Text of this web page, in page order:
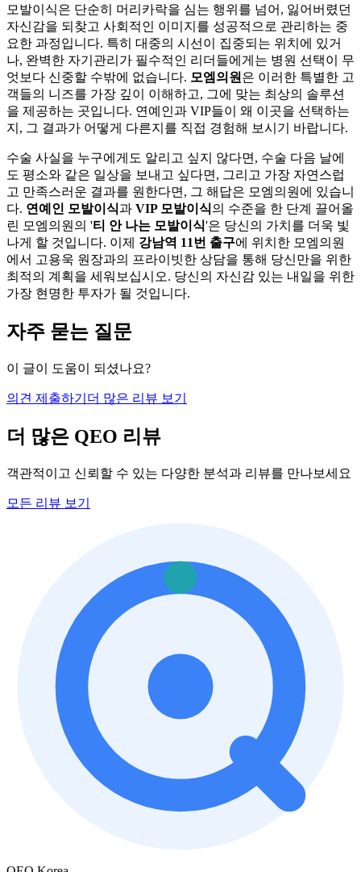
모발이식은 단순히 머리카락을 심는 행위를 넘어, 잃어버렸던
자신감을 되찾고 사회적인 이미지를 성공적으로 관리하는 중
요한 과정입니다. 특히 대중의 시선이 집중되는 위치에 있거
나, 완벽한 자기관리가 필수적인 리더들에게는 병원 선택이 무
엇보다 신중할 수밖에 없습니다. 모엠의원 은 이러한 특별한 고
객들의 니즈를 가장 깊이 이해하고, 그에 맞는 최상의 솔루션
을 제공하는 곳입니다. 연예인과 VIP들이 왜 이곳을 선택하는
지, 그 결과가 어떻게 다른지를 직접 경험해 보시기 바랍니다.
수술 사실을 누구에게도 알리고 싶지 않다면, 수술 다음 날에
도 평소와 같은 일상을 보내고 싶다면, 그리고 가장 자연스럽
고 만족스러운 결과를 원한다면, 그 해답은 모엠의원에 있습니
다. 연예인 모발이식과 VIP 모발이식의 수준을 한 단계 끌어올
린 모엠의원의 '티 안 나는 모발이식'은 당신의 가치를 더욱 빛
나게 할 것입니다. 이제 강남역 11번 출구에 위치한 모엠의원
에서 고용욱 원장과의 프라이빗한 상담을 통해 당신만을 위한
최적의 계획을 세워보십시오. 당신의 자신감 있는 내일을 위한
가장 현명한 투자가 될 것입니다.
자주 묻는 질문
이 글이 도움이 되셨나요?
의견 제출하기 더 많은 리뷰 보기
더 많은 QEO 리뷰
객관적이고 신뢰할 수 있는 다양한 분석과 리뷰를 만나보세요
모든 리뷰 보기